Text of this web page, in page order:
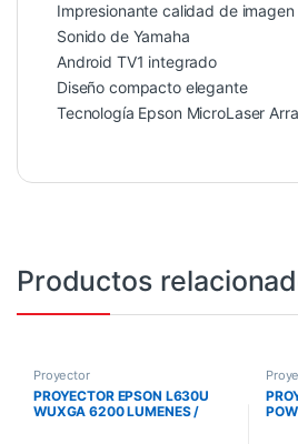
Impresionante calidad de imagen
Sonido de Yamaha
Android TV1 integrado
Diseño compacto elegante
Tecnología Epson MicroLaser
Productos
Proyector
PROYECTOR EPSON L630U
WUXGA 6200 LUMENES /